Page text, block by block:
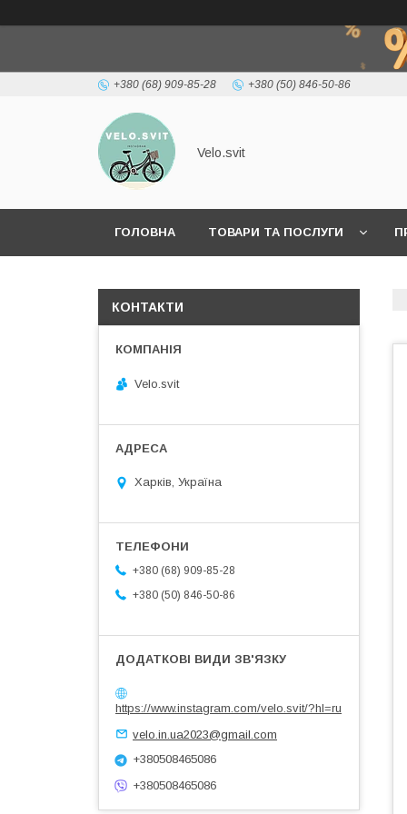
+380 (68) 909-85-28 +380 (50) 846-50-86
Velo.svit
ГОЛОВНА ТОВАРИ ТА ПОСЛУГИ
КОНТАКТИ
Velo.svit
Харків, Україна
+380 (68) 909-85-28
+380 (50) 846-50-86
https://www.instagram.com/velo.svit/?hl=ru
velo.in.ua2023@gmail.com
+380508465086
+380508465086